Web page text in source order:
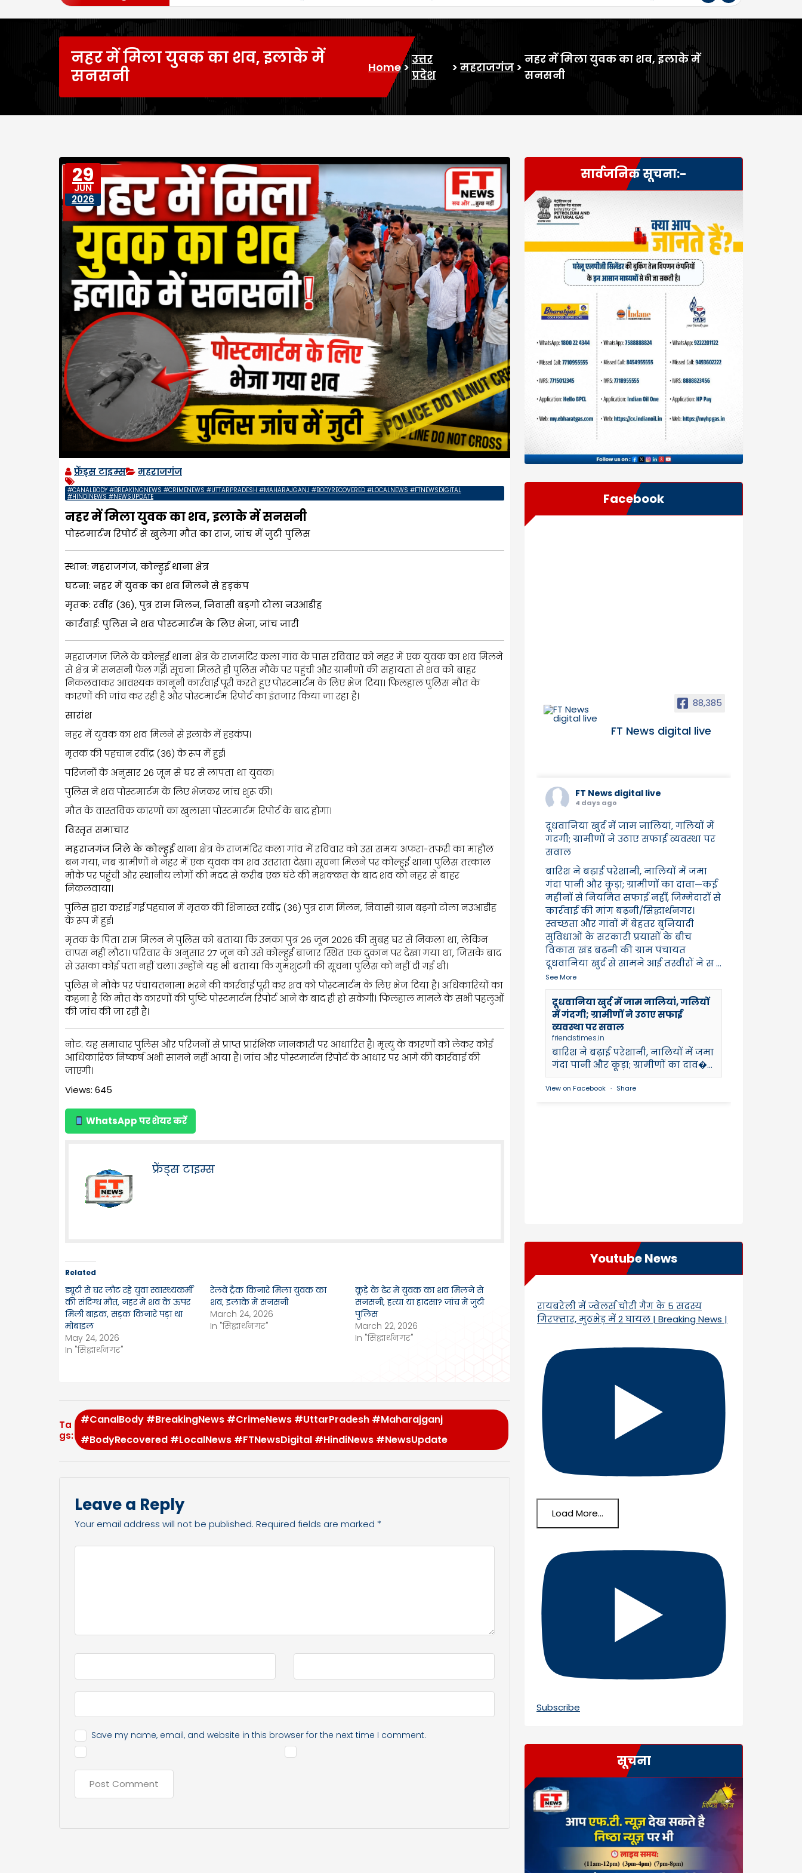
नहर में मिला युवक का शव, इलाके में
सनसनी
Home>
उत्तर
प्रदेश
>महराजगंज >
नहर में मिला युवक का शव, इलाके में
सनसनी
29
JUN
2026
फ्रेंड्स टाइम्स महराजगंज
#CANALBODY #BREAKINGNEWS #CRIMENEWS #UTTARPRADESH #MAHARAJGANJ #BODYRECOVERED #LOCALNEWS #FTNEWSDIGITAL
#HINDINEWS #NEWSUPDATE
नहर में मिला युवक का शव, इलाके में सनसनी
पोस्टमार्टम रिपोर्ट से खुलेगा मौत का राज, जांच में जुटी पुलिस
स्थान: महराजगंज, कोल्हुई थाना क्षेत्र
घटना: नहर में युवक का शव मिलने से हड़कंप
मृतक: रवींद्र (36), पुत्र राम मिलन, निवासी बड़गो टोला नउआडीह
कार्रवाई: पुलिस ने शव पोस्टमार्टम के लिए भेजा, जांच जारी
महराजगंज जिले के कोल्हुई थाना क्षेत्र के राजमंदिर कला गांव के पास रविवार को नहर में एक युवक का शव मिलने
से क्षेत्र में सनसनी फैल गई। सूचना मिलते ही पुलिस मौके पर पहुंची और ग्रामीणों की सहायता से शव को बाहर
निकलवाकर आवश्यक कानूनी कार्रवाई पूरी करते हुए पोस्टमार्टम के लिए भेज दिया। फिलहाल पुलिस मौत के
कारणों की जांच कर रही है और पोस्टमार्टम रिपोर्ट का इंतजार किया जा रहा है।
सारांश
नहर में युवक का शव मिलने से इलाके में हड़कंप।
मृतक की पहचान रवींद्र (36) के रूप में हुई।
परिजनों के अनुसार 26 जून से घर से लापता था युवक।
पुलिस ने शव पोस्टमार्टम के लिए भेजकर जांच शुरू की।
मौत के वास्तविक कारणों का खुलासा पोस्टमार्टम रिपोर्ट के बाद होगा।
विस्तृत समाचार
महराजगंज जिले के कोल्हुईथाना क्षेत्र के राजमंदिर कला गांव में रविवार को उस समय अफरा-तफरी का माहौल
बन गया, जब ग्रामीणों ने नहर में एक युवक का शव उतराता देखा। सूचना मिलने पर कोल्हुई थाना पुलिस तत्काल
मौके पर पहुंची और स्थानीय लोगों की मदद से करीब एक घंटे की मशक्कत के बाद शव को नहर से बाहर
निकलवाया।
पुलिस द्वारा कराई गई पहचान में मृतक की शिनाख्त रवींद्र (36) पुत्र राम मिलन, निवासी ग्राम बड़गो टोला नउआडीह
के रूप में हुई।
मृतक के पिता राम मिलन ने पुलिस को बताया कि उनका पुत्र 26 जून 2026 की सुबह घर से निकला था, लेकिन
वापस नहीं लौटा। परिवार के अनुसार 27 जून को उसे कोल्हुई बाजार स्थित एक दुकान पर देखा गया था, जिसके बाद
से उसका कोई पता नहीं चला। उन्होंने यह भी बताया कि गुमशुदगी की सूचना पुलिस को नहीं दी गई थी।
पुलिस ने मौके पर पंचायतनामा भरने की कार्रवाई पूरी कर शव को पोस्टमार्टम के लिए भेज दिया है। अधिकारियों का
कहना है कि मौत के कारणों की पुष्टि पोस्टमार्टम रिपोर्ट आने के बाद ही हो सकेगी। फिलहाल मामले के सभी पहलुओं
की जांच की जा रही है।
नोट: यह समाचार पुलिस और परिजनों से प्राप्त प्रारंभिक जानकारी पर आधारित है। मृत्यु के कारणों को लेकर कोई
आधिकारिक निष्कर्ष अभी सामने नहीं आया है। जांच और पोस्टमार्टम रिपोर्ट के आधार पर आगे की कार्रवाई की
जाएगी।
Views: 645
WhatsApp पर शेयर करें
फ्रेंड्स टाइम्स
Related
ड्यूटी से घर लौट रहे युवा स्वास्थ्यकर्मी
की संदिग्ध मौत, नहर में शव के ऊपर
मिली बाइक, सड़क किनारे पड़ा था
मोबाइल
May 24, 2026
In "सिद्धार्थनगर"
रेलवे ट्रैक किनारे मिला युवक का
शव, इलाके में सनसनी
March 24, 2026
In "सिद्धार्थनगर"
कूड़े के ढेर में युवक का शव मिलने से
सनसनी, हत्या या हादसा? जांच में जुटी
पुलिस
March 22, 2026
In "सिद्धार्थनगर"
Ta
gs:
#CanalBody #BreakingNews #CrimeNews #UttarPradesh #Maharajganj
#BodyRecovered #LocalNews #FTNewsDigital #HindiNews #NewsUpdate
Leave a Reply
Your email address will not be published. Required fields are marked *
Save my name, email, and website in this browser for the next time I comment.
सार्वजनिक सूचना:-
Facebook
88,385
FT News digital live
FT News digital live
4 days ago
दूधवानिया खुर्द में जाम नालियां, गलियों में
गंदगी; ग्रामीणों ने उठाए सफाई व्यवस्था पर
सवाल
बारिश ने बढ़ाई परेशानी, नालियों में जमा
गंदा पानी और कूड़ा; ग्रामीणों का दावा—कई
महीनों से नियमित सफाई नहीं, जिम्मेदारों से
कार्रवाई की मांग बढ़नी/सिद्धार्थनगर।
स्वच्छता और गांवों में बेहतर बुनियादी
सुविधाओं के सरकारी प्रयासों के बीच
विकास खंड बढ़नी की ग्राम पंचायत
दूधवानिया खुर्द से सामने आई तस्वीरों ने स...
See More
दूधवानिया खुर्द में जाम नालियां, गलियों
में गंदगी; ग्रामीणों ने उठाए सफाई
व्यवस्था पर सवाल
friendstimes.in
बारिश ने बढ़ाई परेशानी, नालियों में जमा
गंदा पानी और कूड़ा; ग्रामीणों का दाव�...
View on Facebook · Share
Youtube News
रायबरेली में ज्वेलर्स चोरी गैंग के 5 सदस्य
गिरफ्तार, मुठभेड़ में 2 घायल | Breaking News |
Load More...
Subscribe
सूचना